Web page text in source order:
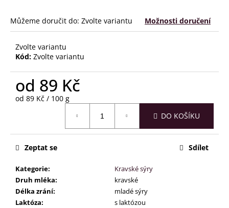
Můžeme doručit do: Zvolte variantu Možnosti doručení
Zvolte variantu
Kód: Zvolte variantu
od 89 Kč
Měrná
od 89 Kč / 100 g
DO KOŠÍKU
Kategorie:
Kravské sýry
Druh mléka:
kravské
Délka zrání:
mladé sýry
Laktóza:
s laktózou
Zeptat se Sdílet
j
e
m